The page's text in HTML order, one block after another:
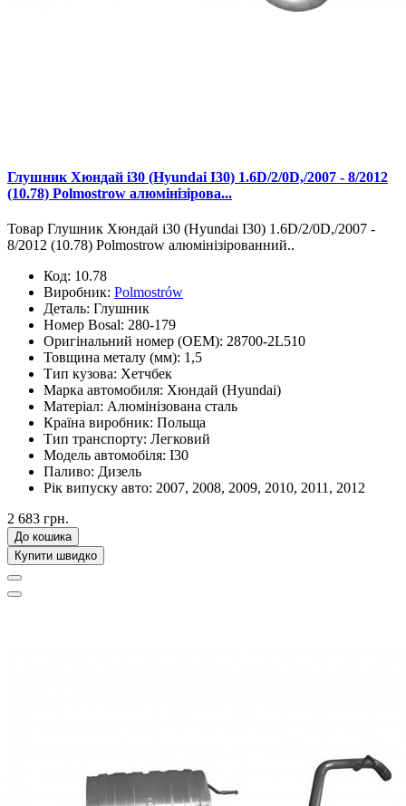
Глушник Хюндай і30 (Hyundai I30) 1.6D/2/0D,/2007 - 8/2012
(10.78) Polmostrow алюмінізірова...
Товар Глушник Хюндай і30 (Hyundai I30) 1.6D/2/0D,/2007 -
8/2012 (10.78) Polmostrow алюмінізірованний..
Код: 10.78
Виробник: Polmostrów
Деталь: Глушник
Номер Bosal: 280-179
Оригінальний номер (OEM): 28700-2L510
Товщина металу (мм): 1,5
Тип кузова: Хетчбек
Марка автомобиля: Хюндай (Hyundai)
Матеріал: Алюмінізована сталь
Країна виробник: Польща
Тип транспорту: Легковий
Модель автомобіля: I30
Паливо: Дизель
Рік випуску авто: 2007, 2008, 2009, 2010, 2011, 2012
2 683 грн.
До кошика
Купити швидко